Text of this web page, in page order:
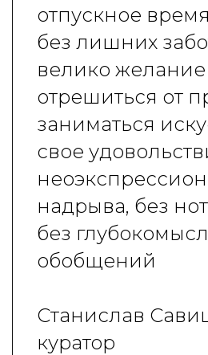
отпускное
без лишних
велико желание
отрешиться от
заниматься
свое
надрыва, без
без
обобщений
Станислав
куратор